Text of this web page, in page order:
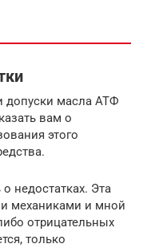
допуски масла АТФ
вам о
этого
недостатках. Эта
механиками и мной
отрицательных
только